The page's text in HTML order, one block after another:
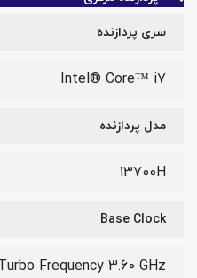
سری پردازنده
Intel® Core™ i7
مدل پردازنده
13700H
Base Clock
Frequency 3.60 GHz